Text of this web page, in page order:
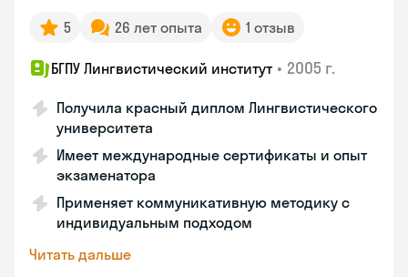
5 26 лет опыта 1 отзыв
БГПУ Лингвистический институт • 2005 г.
Получила красный диплом Лингвистического
университета
Имеет международные сертификаты и опыт
экзаменатора
Применяет коммуникативную методику с
индивидуальным подходом
Читать дальше